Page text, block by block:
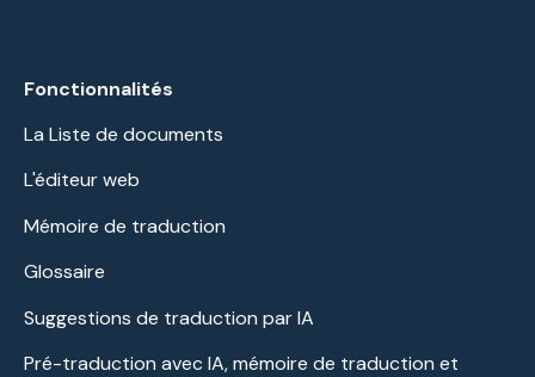
Fonctionnalités
La Liste de documents
L'éditeur web
Mémoire de traduction
Glossaire
Suggestions de traduction par IA
Pré-traduction avec IA, mémoire de traduction et